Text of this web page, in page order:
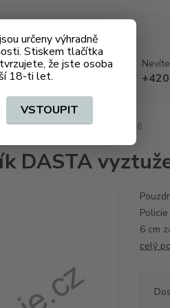
určeny výhradně
Stiskem tlačítka
že jste osoba
18-ti let.
VSTOUPIT
Hledat
DASTA vyztužené malé 636
DASTA
6 cm
celý